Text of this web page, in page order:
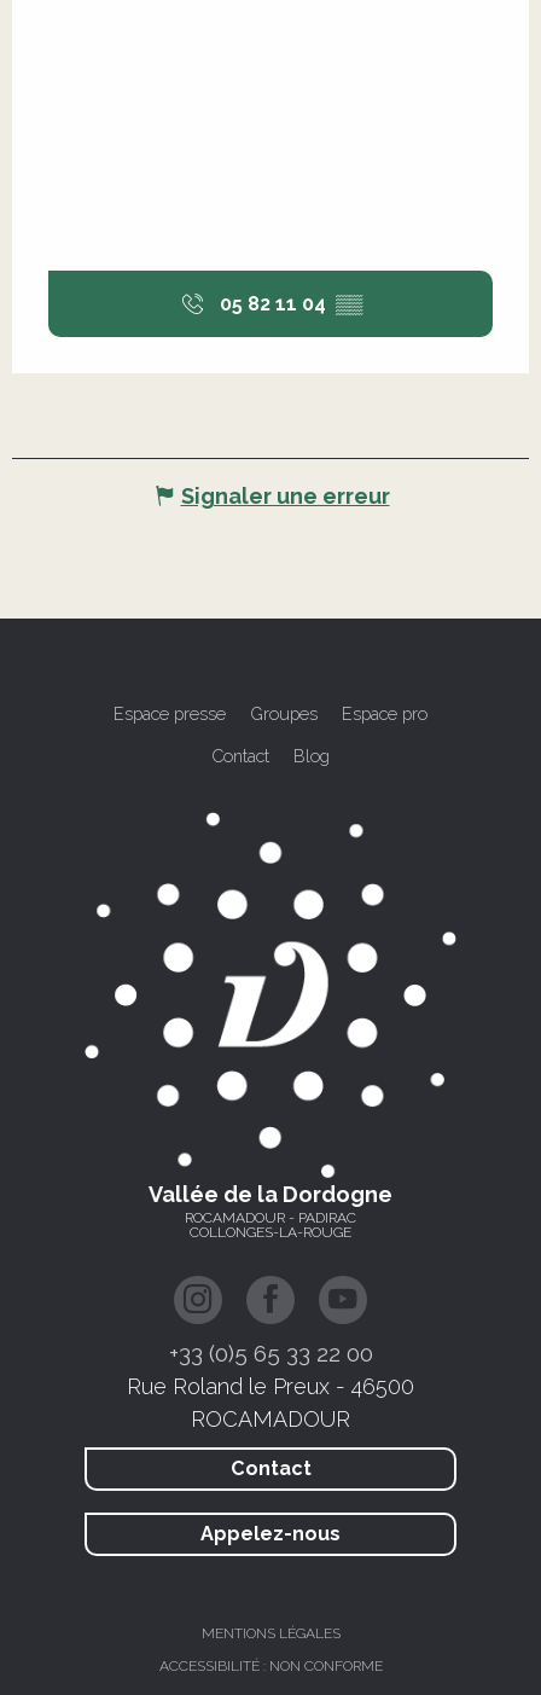
05 82 11 04 ▒▒
Signaler une erreur
Espace presse Groupes Espace pro
Contact Blog
Vallée de la Dordogne
ROCAMADOUR - PADIRAC
COLLONGES-LA-ROUGE
+33 (0)5 65 33 22 00
Rue Roland le Preux - 46500
ROCAMADOUR
Contact
Appelez-nous
MENTIONS LÉGALES
ACCESSIBILITÉ : NON CONFORME